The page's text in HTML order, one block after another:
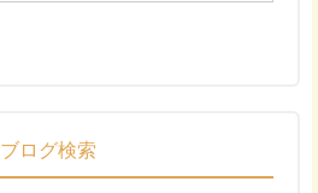
ブログ検索